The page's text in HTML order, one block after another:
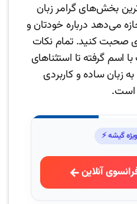
بخش‌های گرامر زبان
می‌دهد درباره خودتان و
صحبت کنید. تمام نکات
اسم گرفته تا استثناهای
زبان ساده و کاربردی
است.
گیشه ⚡
آنلاین